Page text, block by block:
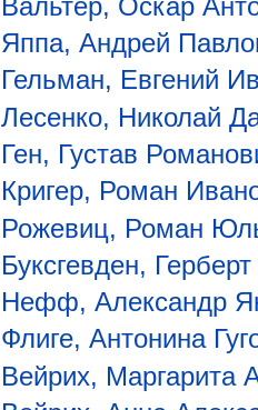
Вальтер, Оскар
Яппа, Андрей
Гельман, Евгений
Лесенко, Николай
Ген, Густав
Кригер, Роман
Рожевиц, Роман
Буксгевден,
Нефф, Александр
Флиге, Антонина
Вейрих, Маргарита